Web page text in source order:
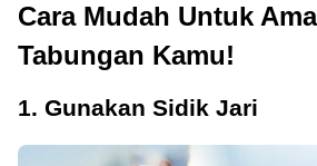
Cara Mudah Untuk
Tabungan Kamu!
1. Gunakan Sidik Jari